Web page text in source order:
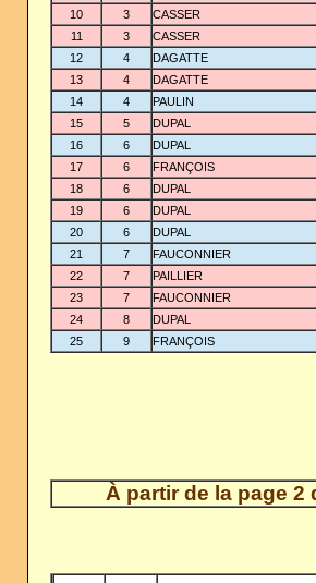
10
3 CASSER
11
3 CASSER
12
4 DAGATTE
13
4 DAGATTE
14
4 PAULIN
15
5 DUPAL
16
6 DUPAL
17
6 FRANÇOIS
18
6 DUPAL
19
6 DUPAL
20
6 DUPAL
21
7 FAUCONNIER
22
7 PAILLIER
23
7 FAUCONNIER
24
8 DUPAL
25
9 FRANÇOIS
À partir de la page